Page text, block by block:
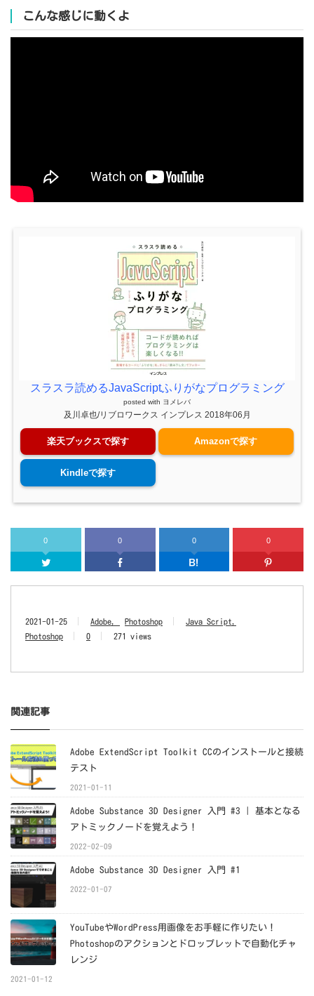
こんな感じに動くよ
スラスラ読めるJavaScriptふりがなプログラミング
posted with ヨメレバ
及川卓也/リブロワークス インプレス 2018年06月
楽天ブックスで探す Amazonで探す
Kindleで探す
0
Twitter
0
Facebook
0
はてなブッ
0
2021-01-25 Adobe Photoshop
Java Script
Photoshop
0 271 views
関連記事
Adobe ExtendScript Toolkit CCのインストールと接続
テスト
2021-01-11
Adobe Substance 3D Designer 入門 #3 | 基本となる
アトミックノードを覚えよう！
2022-02-09
Adobe Substance 3D Designer 入門 #1
2022-01-07
YouTubeやWordPress用画像をお手軽に作りたい！
Photoshopのアクションとドロップレットで自動化チャ
レンジ
2021-01-12